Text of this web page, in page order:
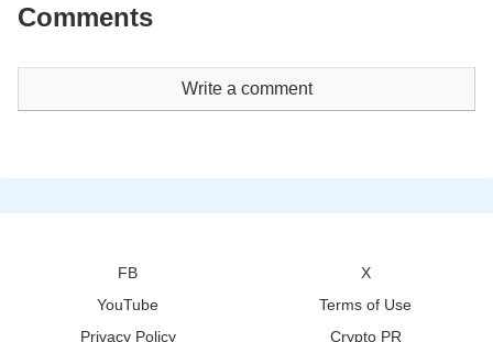
Comments
Write a comment
FB
X
YouTube
Terms of Use
Privacy Policy
Crypto PR